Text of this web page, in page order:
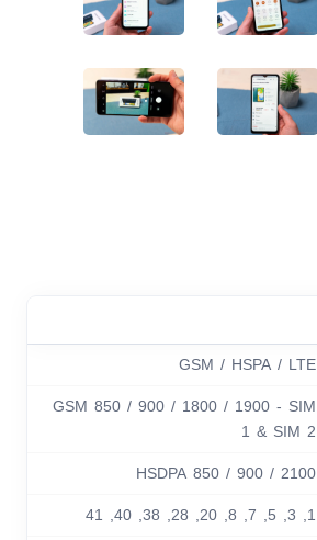
GSM / HSPA / LTE
GSM 850 / 900 / 1800 / 1900 - SIM
1 & SIM 2
HSDPA 850 / 900 / 2100
1, 3, 5, 7, 8, 20, 28, 38, 40, 41